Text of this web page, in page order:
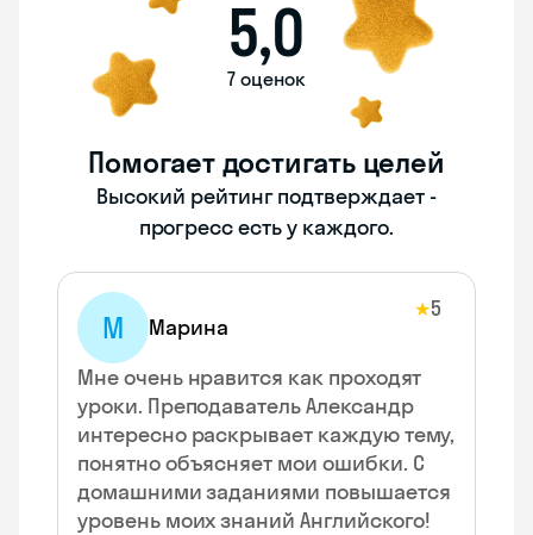
5,0
7 оценок
Помогает достигать целей
Высокий рейтинг подтверждает -
прогресс есть у каждого.
М Марина
★5
Мне очень нравится как проходят
уроки. Преподаватель Александр
интересно раскрывает каждую тему,
понятно объясняет мои ошибки. C
домашними заданиями повышается
уровень моих знаний Английского!